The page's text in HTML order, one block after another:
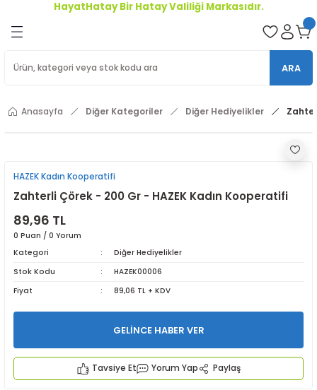
HayatHatay Bir Hatay Valiliği Markasıdır.
ARA
Anasayfa Diğer Kategoriler Diğer Hediyelikler
HAZEK Kadın Kooperatifi
Zahterli Çörek - 200 Gr - HAZEK Kadın Kooperatifi
89,96 TL
0 Puan / 0 Yorum
Kategori
Diğer Hediyelikler
Stok Kodu
HAZEK00006
Fiyat
89,06 TL + KDV
GELİNCE HABER VER
Tavsiye Et Yorum Yap Paylaş